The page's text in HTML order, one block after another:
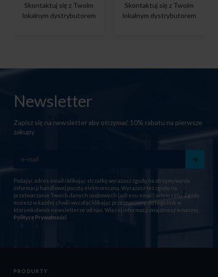
Skontaktuj się z Twoim
lokalnym dystrybutorem
Skontaktuj się z Twoim
lokalnym dystrybutorem
Newsletter
Zapisz się na newsletter aby otrzymać 10% rabatu na pierwsze
zakupy
Podając adres email i klikając strzałkę wyrażasz zgodę na otrzymywanie
informacji handlowej pocztą elektroniczną. Wyrażasz też zgodę na
przetwarzanie Twoich danych osobowych (adresu email) w tym celu. Zgodę
możesz w każdej chwili wycofać klikając przeznaczony do tego link w
którymkolwiek newsletterze od nas. Więcej informacji znajdziesz w naszej
Polityce Prywatności
PRODUKTY